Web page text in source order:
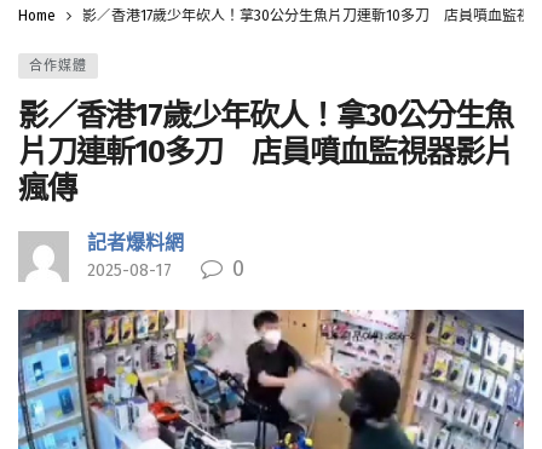
Home 影／香港17歲少年砍人！拿30公分生魚片刀連斬10多刀 店員噴血監視
合作媒體
影／香港17歲少年砍人！拿30公分生魚
片刀連斬10多刀 店員噴血監視器影片
瘋傳
記者爆料網
2025-08-17 0